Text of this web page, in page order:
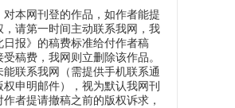
本网刊登的作品，如作者能提
，请第一时间主动联系我网，我
日报》的稿费标准给付作者稿
稿费，我网则立删除该作品。
联系我网（需提供手机联系通
申明邮件），视为默认我网刊
者提请撤稿之前的版权诉求，